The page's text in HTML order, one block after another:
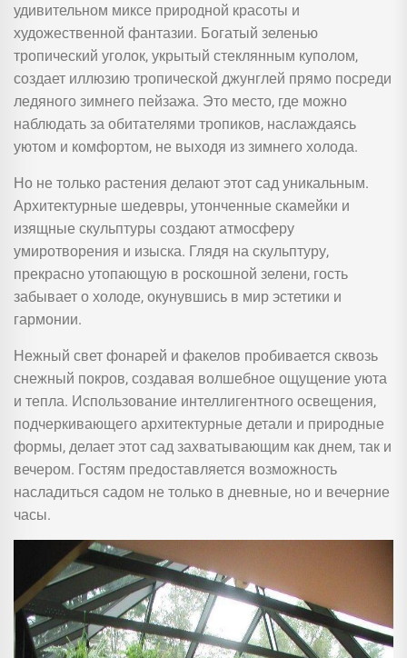
удивительном миксе природной красоты и
художественной фантазии. Богатый зеленью
тропический уголок, укрытый стеклянным куполом,
создает иллюзию тропической джунглей прямо посреди
ледяного зимнего пейзажа. Это место, где можно
наблюдать за обитателями тропиков, наслаждаясь
уютом и комфортом, не выходя из зимнего холода.
Но не только растения делают этот сад уникальным.
Архитектурные шедевры, утонченные скамейки и
изящные скульптуры создают атмосферу
умиротворения и изыска. Глядя на скульптуру,
прекрасно утопающую в роскошной зелени, гость
забывает о холоде, окунувшись в мир эстетики и
гармонии.
Нежный свет фонарей и факелов пробивается сквозь
снежный покров, создавая волшебное ощущение уюта
и тепла. Использование интеллигентного освещения,
подчеркивающего архитектурные детали и природные
формы, делает этот сад захватывающим как днем, так и
вечером. Гостям предоставляется возможность
насладиться садом не только в дневные, но и вечерние
часы.